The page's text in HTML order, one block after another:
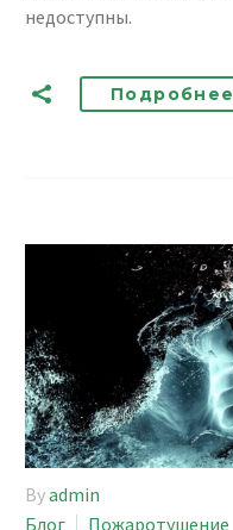
недоступны.
Подробнее
Byadmin
Блог
Пожаротушение